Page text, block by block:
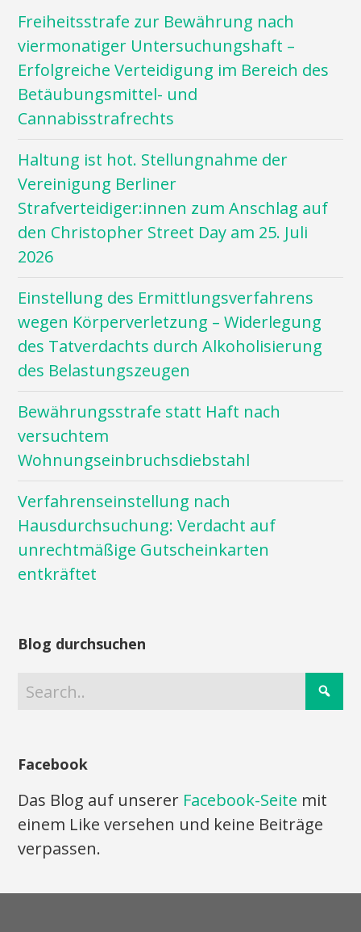
Freiheitsstrafe zur Bewährung nach
viermonatiger Untersuchungshaft –
Erfolgreiche Verteidigung im Bereich des
Betäubungsmittel- und
Cannabisstrafrechts
Haltung ist hot. Stellungnahme der
Vereinigung Berliner
Strafverteidiger:innen zum Anschlag auf
den Christopher Street Day am 25. Juli
2026
Einstellung des Ermittlungsverfahrens
wegen Körperverletzung – Widerlegung
des Tatverdachts durch Alkoholisierung
des Belastungszeugen
Bewährungsstrafe statt Haft nach
versuchtem
Wohnungseinbruchsdiebstahl
Verfahrenseinstellung nach
Hausdurchsuchung: Verdacht auf
unrechtmäßige Gutscheinkarten
entkräftet
Blog durchsuchen
Facebook
Das Blog auf unserer Facebook-Seite mit
einem Like versehen und keine Beiträge
verpassen.